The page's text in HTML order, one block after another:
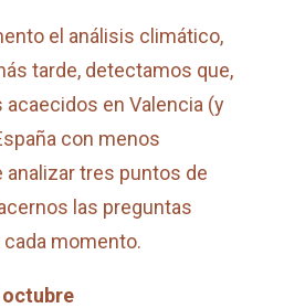
el análisis climático,
tarde, detectamos que,
acaecidos en Valencia (y
con menos
analizar tres puntos de
las preguntas
momento.
octubre